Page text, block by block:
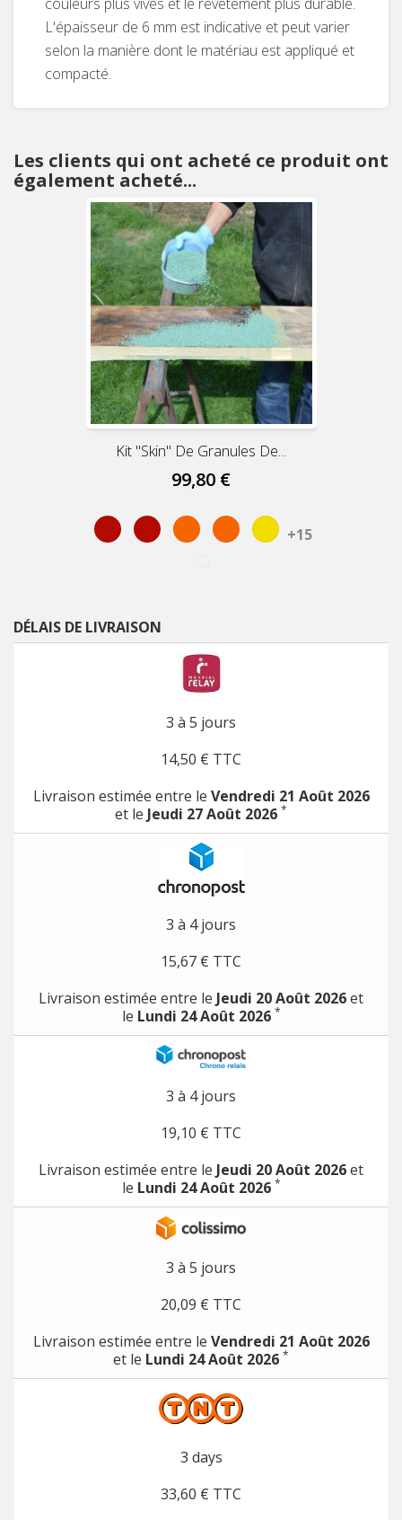
L'épaisseur de 6 mm est indicative et peut varier
selon la manière dont le matériau est appliqué et
compacté.
Les clients qui ont acheté ce produit ont
également acheté...
Kit "Skin" De Granules De...
99,80 €
Red Rouge OrangeOrangeJaune
+15
DÉLAIS DE LIVRAISON
3 à 5 jours
14,50 € TTC
Livraison estimée entre le Vendredi 21 Août 2026
et le Jeudi 27 Août 2026 *
3 à 4 jours
15,67 € TTC
Livraison estimée entre le Jeudi 20 Août 2026et
le Lundi 24 Août 2026 *
3 à 4 jours
19,10 € TTC
Livraison estimée entre le Jeudi 20 Août 2026et
le Lundi 24 Août 2026 *
3 à 5 jours
20,09 € TTC
Livraison estimée entre le Vendredi 21 Août 2026
et le Lundi 24 Août 2026 *
3 days
33,60 € TTC